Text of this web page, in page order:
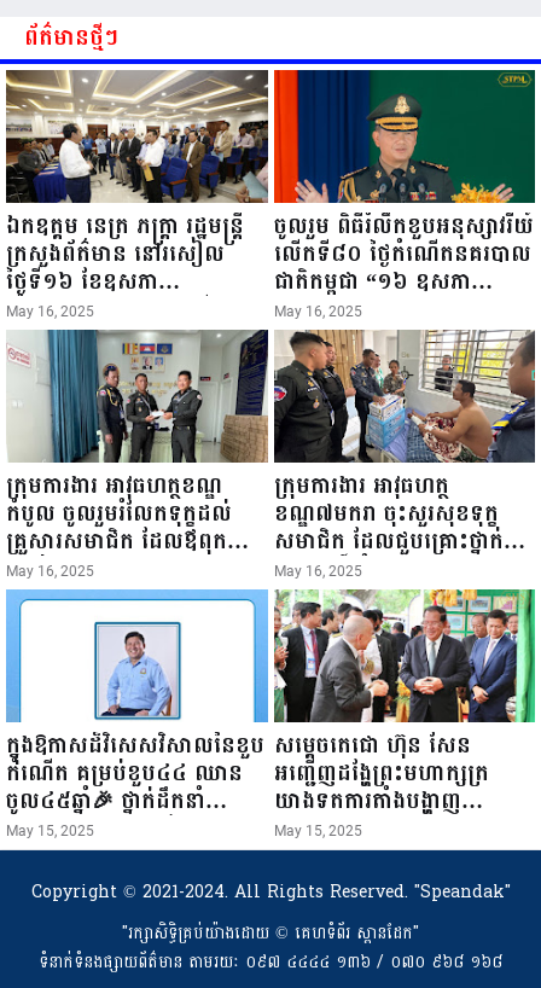
ព័ត៌មានថ្មីៗ
ឯកឧត្តម នេត្រ ភក្ត្រា រដ្ឋមន្ត្រី
ក្រសួងព័ត៌មាន នៅរសៀល
ថ្ងៃទី១៦ ខែឧសភា
ឆ្នាំ២០២៥នេះ បានអញ្ជើញចុះ
ធ្វើជំរឿនថ្នាក់ដឹកនាំមន្ត្រីរាជ
ការស៉ីវិល នៃក្រសួងព័ត៌មាន...
May 16, 2025
ចូលរួម ពិធីរំលឹកខួបអនុស្សាវរីយ៍
លើកទី៨០ ថ្ងៃកំណើតនគរបាល
ជាតិកម្ពុជា “១៦ ឧសភា
១៩៤៥ ~ ១៦ ឧសភា
២០២៥”...
May 16, 2025
ក្រុមការងារ អាវុធហត្ថខណ្ឌ
កំបូល ចូលរួមរំលែកទុក្ខដល់
គ្រួសារសមាជិក ដែលឪពុកក្មេក
របស់លោកទទួលមរណៈភាព!
May 16, 2025
ក្រុមការងារ អាវុធហត្ថ
ខណ្ឌ៧មករា ចុះសួរសុខទុក្ខ
សមាជិក ដែលជួបគ្រោះថ្នាក់
ចរាចរណ៍ កំពុងសម្រាកព្យាបាល
នៅមន្ទីរពេទ្យ!
May 16, 2025
ក្នុងឱកាសដ៏វិសេសវិសាលនៃខួប
កំណើត គម្រប់ខួប៤៤ ឈាន
ចូល៤៥ឆ្នាំ🎉 ថ្នាក់ដឹកនាំ
សមាជិក សមាជិកា នៃក្រុម
គ្រួសារកម្មវិធីអាជីវកម្មចល័ត និង
កម្មករសំណង់ សូមគោរពជូនពរ
ជូនចំពោះ ឯកឧត្តម សាយ
សំអាល់ ប្រធានសហភាព
សហព័ន្ធយុវជនកម្ពុជា រាធានី
May 15, 2025
សម្តេចតេជោ ហ៊ុន សែន
អញ្ជើញដង្ហែព្រះមហាក្សត្រ
យាងទតការតាំងបង្ហាញ
ផលិតផលកសិកម្ម កសិ
ឧស្សាហកម្ម និងសិប្បកម្ម ក្នុង
ព្រះរាជពិធីច្រត់ព្រះនង្គ័ល...
May 15, 2025
Copyright © 2021-2024. All Rights Reserved. "Speandak"
"រក្សាសិទ្ធិគ្រប់យ៉ាងដោយ​ © គេហទំព័រ ស្ពានដែក"
ទំនាក់ទំនងផ្សាយព័ត៌មាន តាមរយៈ ០៩៧ ៤៤៤៤ ១៣៦ / ០៧០ ៩៦៨ ១៦៨